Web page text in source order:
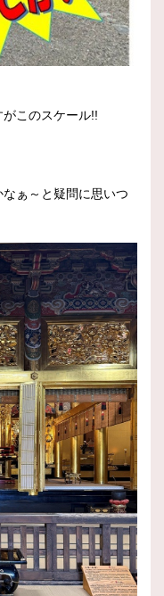
このスケール!!
ぁ～と疑問に思いつ